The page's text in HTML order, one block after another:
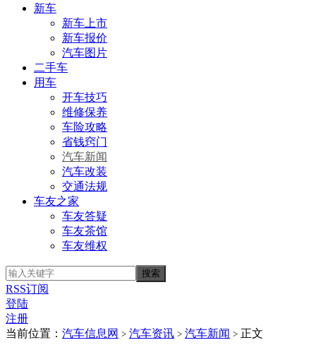
新车
新车上市
新车报价
汽车图片
二手车
用车
开车技巧
维修保养
车险攻略
省钱窍门
汽车新闻
汽车改装
交通法规
车友之家
车友答疑
车友茶馆
车友维权
RSS订阅
登陆
注册
当前位置： 汽车信息网 > 汽车资讯 > 汽车新闻 > 正文